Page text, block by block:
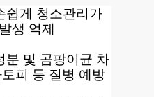
쉽게 청소관리가
생 억제
분 및 곰팡이균 차
피 등 질병 예방